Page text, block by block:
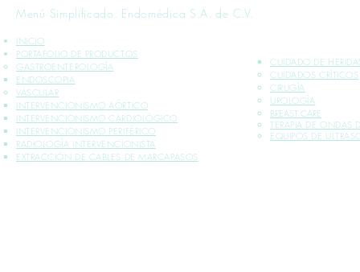
Menú Simplificado. Endomédica S.A. de C.V.
INICIO
PORTAFOLIO DE PRODUCTOS
GASTROENTEROLOGÍA
ENDOSCOPIA
VASCULAR
INTERVENCIONISMO AÓRTICO
INTERVENCIONISMO CARDIOLÓGICO
INTERVENCIONISMO PERIFÉRICO
RADIOLOGÍA INTERVENCIONISTA
EXTRACCIÓN DE CABLES DE MARCAPASOS
CUIDADO DE
CUIDADOS CRÍTICOS​
CIRUGÍA
UROLOGÍA
BREAST CARE
TERAPIA DE ONDAS
EQUIPOS DE